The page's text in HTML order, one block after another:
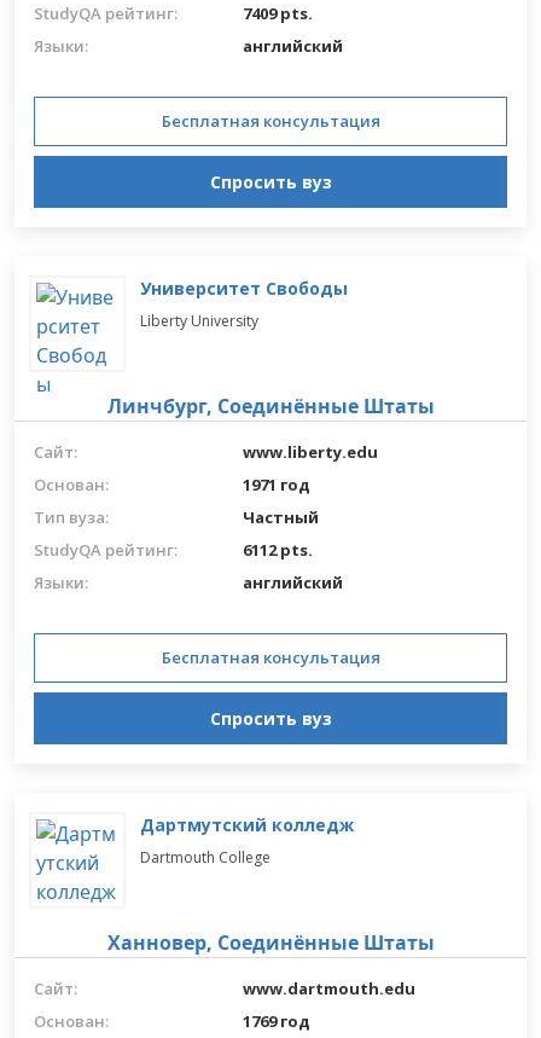
StudyQA рейтинг:
7409 pts.
Языки:
английский
Бесплатная консультация
Спросить вуз
Университет Свободы
Liberty University
Линчбург, Соединённые Штаты
Сайт:
www.liberty.edu
Основан:
1971 год
Тип вуза:
Частный
StudyQA рейтинг:
6112 pts.
Языки:
английский
Бесплатная консультация
Спросить вуз
Дартмутский колледж
Dartmouth College
Ханновер, Соединённые Штаты
Сайт:
www.dartmouth.edu
Основан:
1769 год